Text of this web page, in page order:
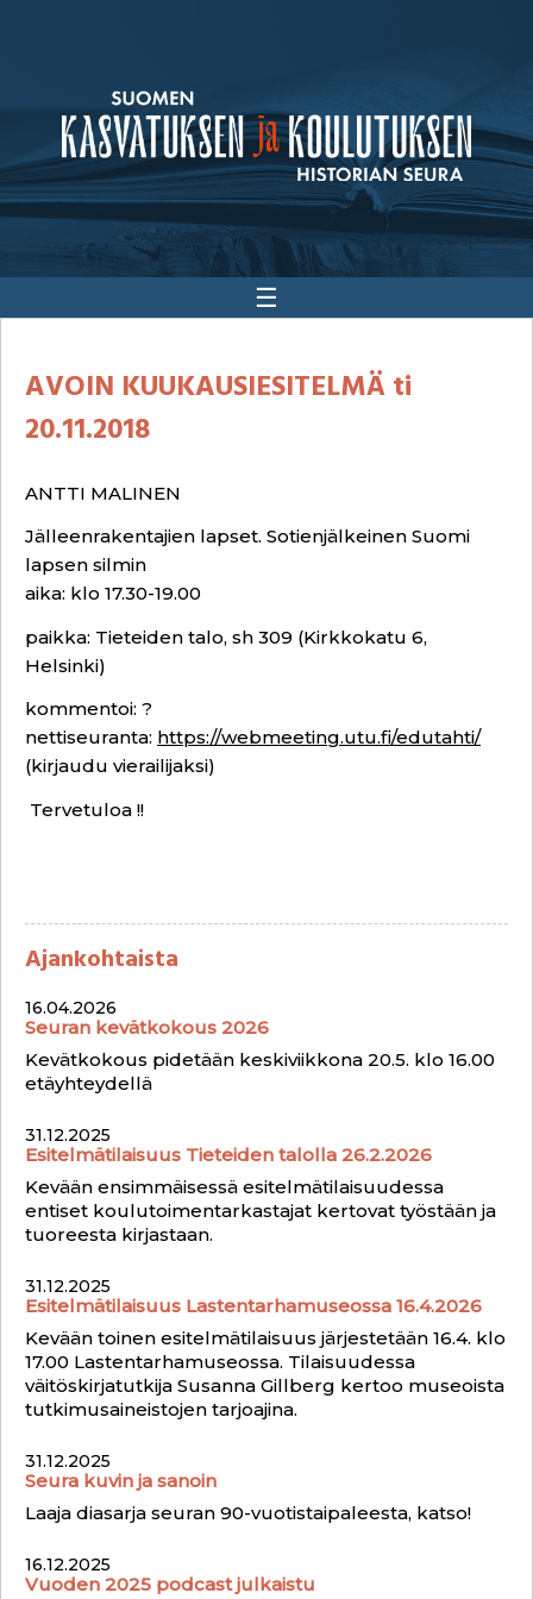
☰
AVOIN KUUKAUSIESITELMÄ ti
20.11.2018
ANTTI MALINEN
Jälleenrakentajien lapset. Sotienjälkeinen Suomi
lapsen silmin
aika: klo 17.30-19.00
paikka: Tieteiden talo, sh 309 (Kirkkokatu 6,
Helsinki)
kommentoi: ?
nettiseuranta: https://webmeeting.utu.fi/edutahti/
(kirjaudu vierailijaksi)
Tervetuloa !!
Ajankohtaista
16.04.2026
Seuran kevätkokous 2026
Kevätkokous pidetään keskiviikkona 20.5. klo 16.00
etäyhteydellä
31.12.2025
Esitelmätilaisuus Tieteiden talolla 26.2.2026
Kevään ensimmäisessä esitelmätilaisuudessa
entiset koulutoimentarkastajat kertovat työstään ja
tuoreesta kirjastaan.
31.12.2025
Esitelmätilaisuus Lastentarhamuseossa 16.4.2026
Kevään toinen esitelmätilaisuus järjestetään 16.4. klo
17.00 Lastentarhamuseossa. Tilaisuudessa
väitöskirjatutkija Susanna Gillberg kertoo museoista
tutkimusaineistojen tarjoajina.
31.12.2025
Seura kuvin ja sanoin
Laaja diasarja seuran 90-vuotistaipaleesta, katso!
16.12.2025
Vuoden 2025 podcast julkaistu